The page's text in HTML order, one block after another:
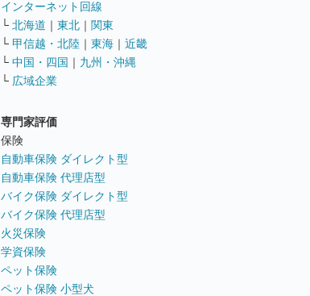
インターネット回線
└ 北海道 ｜ 東北 ｜ 関東
└ 甲信越・北陸 ｜ 東海 ｜ 近畿
└ 中国・四国 ｜ 九州・沖縄
└ 広域企業
専門家評価
保険
自動車保険 ダイレクト型
自動車保険 代理店型
バイク保険 ダイレクト型
バイク保険 代理店型
火災保険
学資保険
ペット保険
ペット保険 小型犬